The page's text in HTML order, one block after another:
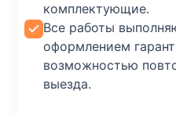
комплектующие.
Все работы
оформлением
возможностью
выезда.